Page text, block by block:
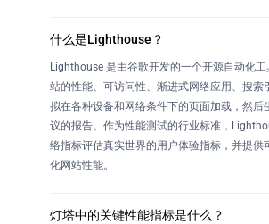
什么是Lighthouse？
Lighthouse 是由谷歌开发的一个开源自动化工
站的性能、可访问性、渐进式网络应用、搜索
拟在各种设备和网络条件下的页面加载，然后
议的报告。作为性能测试的行业标准，
络指标评估真实世界的用户体验指标，并提供
化网站性能。
灯塔中的关键性能指标是什么？